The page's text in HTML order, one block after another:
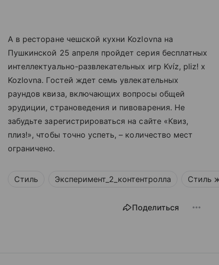
А в ресторане чешской кухни Kozlovna на
Пушкинской 25 апреля пройдет серия бесплатных
интеллектуально-развлекательных игр Kvíz, pliz! х
Kozlovna. Гостей ждет семь увлекательных
раундов квиза, включающих вопросы общей
эрудиции, страноведения и пивоварения. Не
забудьте зарегистрироваться на сайте «Квиз,
плиз!», чтобы точно успеть, – количество мест
ограничено.
Стиль Эксперимент_2_контентролла Стиль
Поделиться